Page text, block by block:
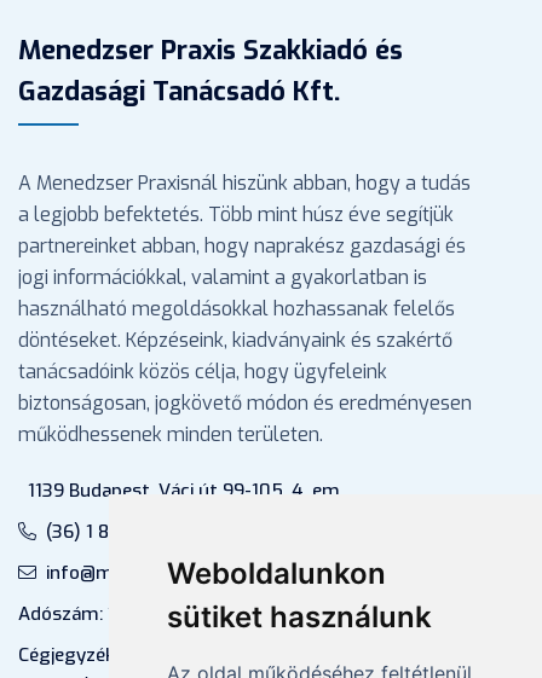
Weboldalunkon
sütiket használunk
Az oldal működéséhez feltétlenül
Menedzser Praxis Szakkiadó és
Gazdasági Tanácsadó Kft.
A Menedzser Praxisnál hiszünk abban, hogy a tudás
a legjobb befektetés. Több mint húsz éve segítjük
partnereinket abban, hogy naprakész gazdasági és
jogi információkkal, valamint a gyakorlatban is
használható megoldásokkal hozhassanak felelős
döntéseket. Képzéseink, kiadványaink és szakértő
tanácsadóink közös célja, hogy ügyfeleink
biztonságosan, jogkövető módon és eredményesen
működhessenek minden területen.
1139 Budapest, Váci út 99-105. 4. em.
(36) 1 880 76 00
info@mprx.hu
Adószám: 13598145-2-41
Cégjegyzékszám: 01-09-883770 (Fővárosi